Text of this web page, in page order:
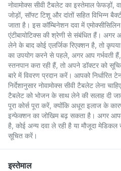
नोवामोक्स सीवी टैबलेट का इस्तेमाल फेफड़ों,
जोड़ों, सॉफ्ट टिशू और दांतों सहित विभिन्न
जाता है। इस कॉम्बिनेशन दवा में
एंटीबायोटिक्स की श्रेणी से संबंधित हैं। अगर
लेने के बाद कोई एलर्जिक रिएक्शन है, तो
का उपयोग करने से पहले, अगर आप गर्भवती हैं,
स्तनपान करा रही हैं, तो अपने डॉक्टर को
बारे में विवरण प्रदान करें। आपको निर्धारित
निर्देशानुसार नोवामोक्स सीवी टैबलेट लेना
टैबलेट को भोजन के साथ लेने की सलाह दी
पूरा कोर्स पूरा करें, क्योंकि अधूरा इलाज के
इन्फेक्शन का जोखिम बढ़ सकता है। अगर आपको
है, कोई अन्य दवा ले रही है या मौजूदा
सूचित करें।
इस्तेमाल